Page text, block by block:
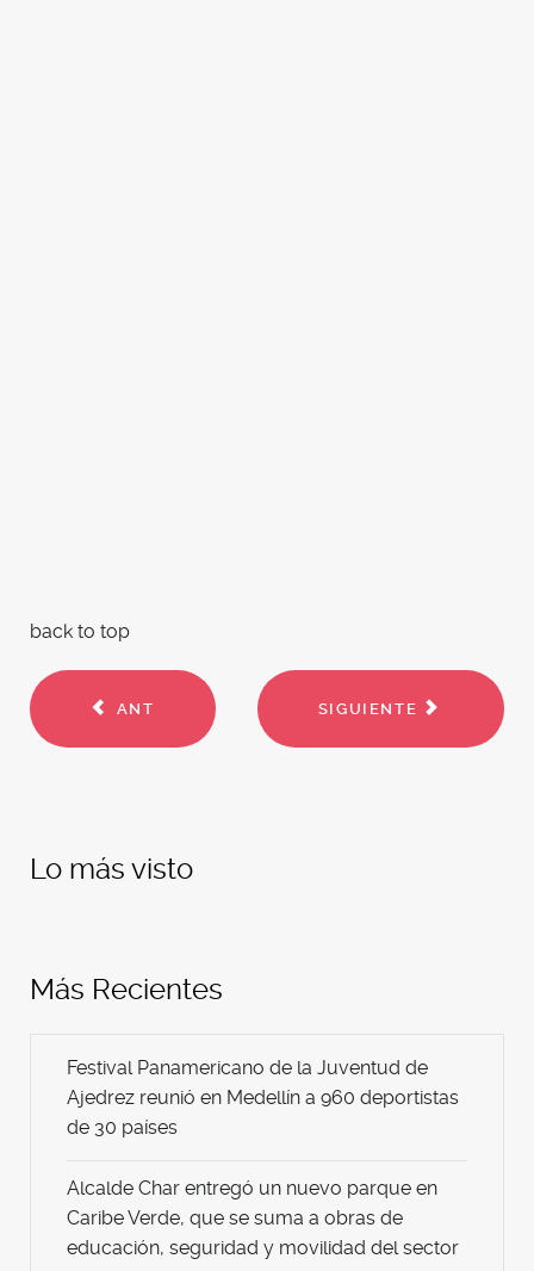
back to top
ANT SIGUIENTE
Lo más visto
Más Recientes
Festival Panamericano de la Juventud de
Ajedrez reunió en Medellín a 960 deportistas
de 30 países
Alcalde Char entregó un nuevo parque en
Caribe Verde, que se suma a obras de
educación, seguridad y movilidad del sector